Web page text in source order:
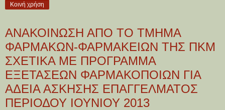
Κοινή χρήση
ΑΝΑΚΟΙΝΩΣΗ ΑΠΟ ΤΟ ΤΜΗΜΑ
ΦΑΡΜΑΚΩΝ-ΦΑΡΜΑΚΕΙΩΝ ΤΗΣ ΠΚΜ
ΣΧΕΤΙΚΑ ΜΕ ΠΡΟΓΡΑΜΜΑ
ΕΞΕΤΑΣΕΩΝ ΦΑΡΜΑΚΟΠΟΙΩΝ ΓΙΑ
ΑΔΕΙΑ ΑΣΚΗΣΗΣ ΕΠΑΓΓΕΛΜΑΤΟΣ
ΠΕΡΙΟΔΟΥ ΙΟΥΝΙΟΥ 2013